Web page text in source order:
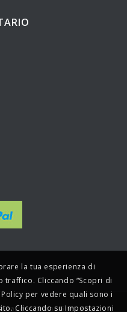
Italiana Ginecologi
la tua esperienza di
traffico. Cliccando “Scopri di
per vedere quali sono i
Cliccando su Impostazioni